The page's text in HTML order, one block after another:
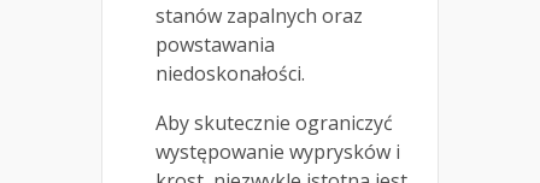
stanów zapalnych oraz
powstawania
niedoskonałości.
Aby skutecznie ograniczyć
występowanie wyprysków i